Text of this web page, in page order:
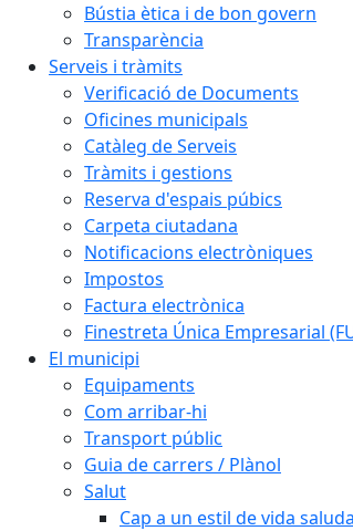
Bústia ètica i de bon govern
Transparència
Serveis i tràmits
Verificació de Documents
Oficines municipals
Catàleg de Serveis
Tràmits i gestions
Reserva d'espais púbics
Carpeta ciutadana
Notificacions electròniques
Impostos
Factura electrònica
Finestreta Única Empresarial
El municipi
Equipaments
Com arribar-hi
Transport públic
Guia de carrers / Plànol
Salut
Cap a un estil de vida